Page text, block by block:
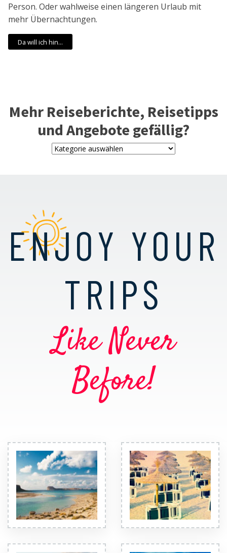
Person. Oder wahlweise einen längeren Urlaub mit
mehr Übernachtungen.
Da will ich hin...
Mehr Reiseberichte, Reisetipps
und Angebote gefällig?
ENJOY YOUR
TRIPS
Like Never
Before!